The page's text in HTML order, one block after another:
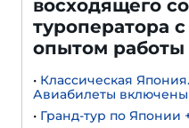
восходящего
туроператора
опытом работы
• Классическая
Авиабилеты включены
• Гранд-тур по Японии